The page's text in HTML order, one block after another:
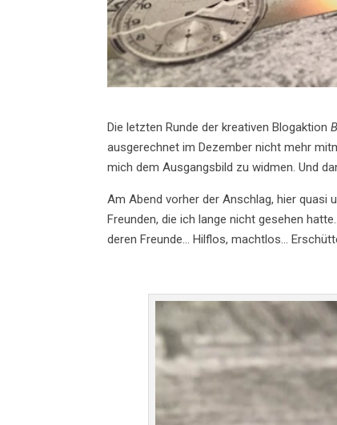
Die letzten Runde der kreativen Blogaktion
ausgerechnet im Dezember nicht mehr
mich dem Ausgangsbild zu widmen. Und
Am Abend vorher der Anschlag, hier
Freunden, die ich lange nicht gesehen
deren Freunde… Hilflos, machtlos…